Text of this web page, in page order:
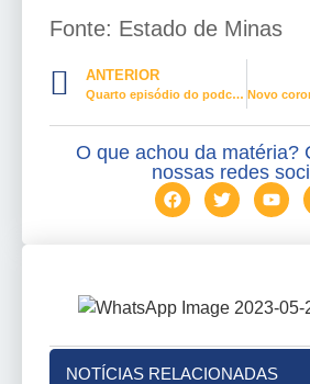
Fonte: Estado de Minas
ANTERIOR
Quarto episódio do podcast da CONTRATUH
O que achou da matéria?
nossas redes
NOTÍCIAS RELACIONADAS